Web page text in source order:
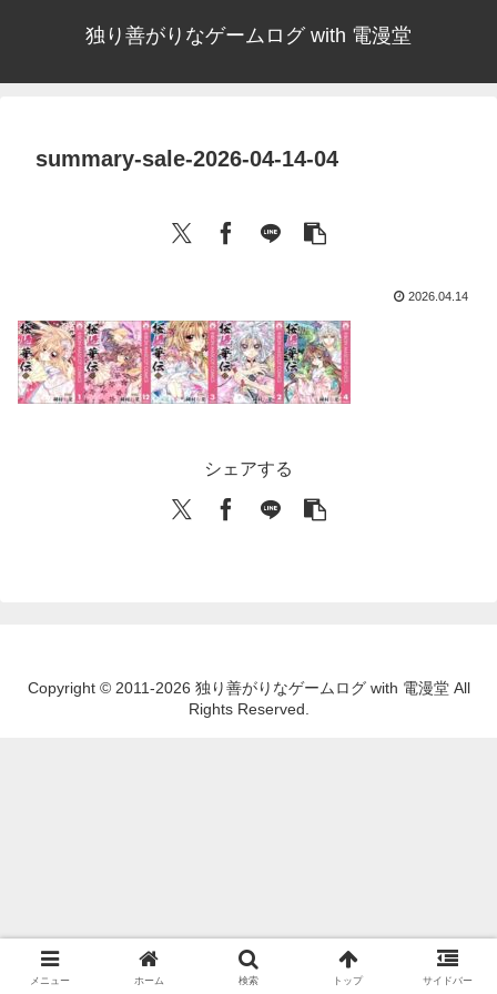
独り善がりなゲームログ with 電漫堂
summary-sale-2026-04-14-04
2026.04.14
シェアする
Copyright © 2011-2026 独り善がりなゲームログ with 電漫堂 All
Rights Reserved.
メニュー ホーム 検索 トップ サイドバー